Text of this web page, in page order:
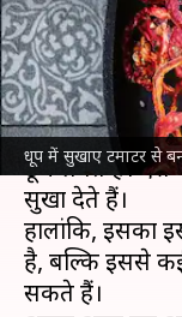
धूप में सुखाए टमाटर से
लेखन अंजली Nov 12,
क्या है खबर?
साल के किसी न
छूने लगते हैं। ऐसे
सुखा देते हैं।
हालांकि, इसका
है, बल्कि इससे कई
सकते हैं।